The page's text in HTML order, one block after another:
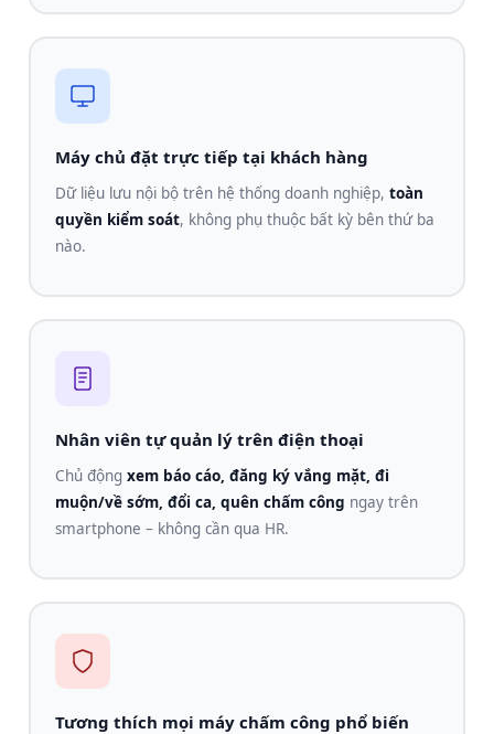
Máy chủ đặt trực tiếp tại khách hàng
Dữ liệu lưu nội bộ trên hệ thống doanh nghiệp, toàn
quyền kiểm soát, không phụ thuộc bất kỳ bên thứ ba
nào.
Nhân viên tự quản lý trên điện thoại
Chủ động xem báo cáo, đăng ký vắng mặt, đi
muộn/về sớm, đổi ca, quên chấm công ngay trên
smartphone – không cần qua HR.
Tương thích mọi máy chấm công phổ biến